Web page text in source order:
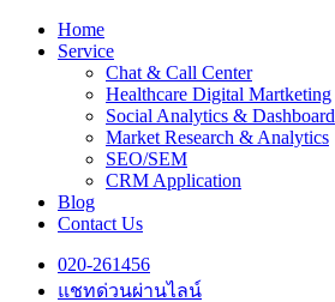
Home
Service
Chat & Call Center
Healthcare Digital Martketing
Social Analytics & Dashboard
Market Research & Analytics
SEO/SEM
CRM Application
Blog
Contact Us
020-261456
แชทด่วนผ่านไลน์